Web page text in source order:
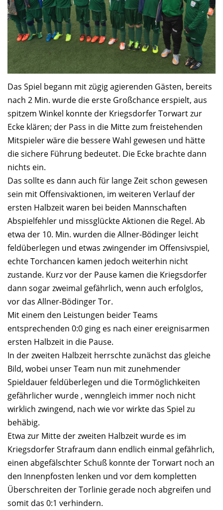
Das Spiel begann mit zügig agierenden Gästen, bereits
nach 2 Min. wurde die erste Großchance erspielt, aus
spitzem Winkel konnte der Kriegsdorfer Torwart zur
Ecke klären; der Pass in die Mitte zum freistehenden
Mitspieler wäre die bessere Wahl gewesen und hätte
die sichere Führung bedeutet. Die Ecke brachte dann
nichts ein.
Das sollte es dann auch für lange Zeit schon gewesen
sein mit Offensivaktionen, im weiteren Verlauf der
ersten Halbzeit waren bei beiden Mannschaften
Abspielfehler und missglückte Aktionen die Regel. Ab
etwa der 10. Min. wurden die Allner-Bödinger leicht
feldüberlegen und etwas zwingender im Offensivspiel,
echte Torchancen kamen jedoch weiterhin nicht
zustande. Kurz vor der Pause kamen die Kriegsdorfer
dann sogar zweimal gefährlich, wenn auch erfolglos,
vor das Allner-Bödinger Tor.
Mit einem den Leistungen beider Teams
entsprechenden 0:0 ging es nach einer ereignisarmen
ersten Halbzeit in die Pause.
In der zweiten Halbzeit herrschte zunächst das gleiche
Bild, wobei unser Team nun mit zunehmender
Spieldauer feldüberlegen und die Tormöglichkeiten
gefährlicher wurde , wenngleich immer noch nicht
wirklich zwingend, nach wie vor wirkte das Spiel zu
behäbig.
Etwa zur Mitte der zweiten Halbzeit wurde es im
Kriegsdorfer Strafraum dann endlich einmal gefährlich,
einen abgefälschter Schuß konnte der Torwart noch an
den Innenpfosten lenken und vor dem kompletten
Überschreiten der Torlinie gerade noch abgreifen und
somit das 0:1 verhindern.